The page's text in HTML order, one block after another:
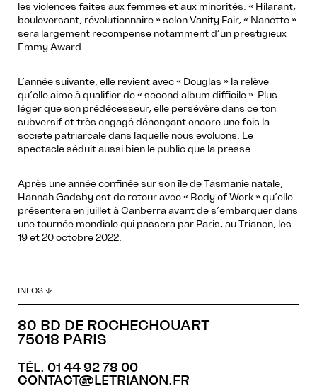
les violences faites aux femmes et aux minorités. « Hilarant,
bouleversant, révolutionnaire » selon Vanity Fair, « Nanette »
sera largement récompensé notamment d’un prestigieux
Emmy Award.
L’année suivante, elle revient avec « Douglas » la relève
qu’elle aime à qualifier de « second album difficile ». Plus
léger que son prédécesseur, elle persévère dans ce ton
subversif et très engagé dénonçant encore une fois la
société patriarcale dans laquelle nous évoluons. Le
spectacle séduit aussi bien le public que la presse.
Après une année confinée sur son île de Tasmanie natale,
Hannah Gadsby est de retour avec « Body of Work » qu’elle
présentera en juillet à Canberra avant de s’embarquer dans
une tournée mondiale qui passera par Paris, au Trianon, les
19 et 20 octobre 2022.
INFOS ↓
80 BD DE ROCHECHOUART
75018 PARIS
TÉL. 01 44 92 78 00
CONTACT@LETRIANON.FR